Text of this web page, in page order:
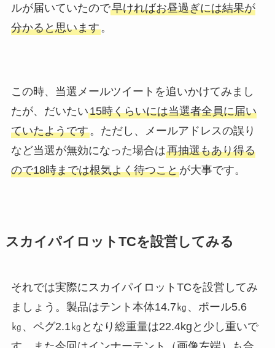
ルが届いていたので早ければお昼過ぎには結果が
分かると思います。
この時、当選メールツイートを追いかけてみまし
たが、だいたい15時くらいには当選者全員に届い
ていたようです。ただし、メールアドレスの誤り
など当選が無効になった場合は再抽選もあり得る
ので18時までは根気よく待つことが大事です。
スカイパイロットTCを設営してみる
それでは実際にスカイパイロットTCを設営してみ
ましょう。製品はテント本体14.7㎏、ポール5.6
㎏、ペグ2.1㎏となり総重量は22.4kgと少し重いで